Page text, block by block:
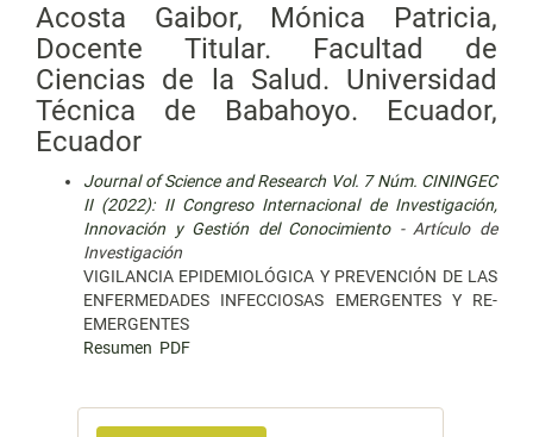
Acosta Gaibor, Mónica Patricia,
Docente Titular. Facultad de
Ciencias de la Salud. Universidad
Técnica de Babahoyo. Ecuador,
Ecuador
Journal of Science and Research Vol. 7 Núm. CININGEC
II (2022): II Congreso Internacional de Investigación,
Innovación y Gestión del Conocimiento- Artículo de
Investigación
VIGILANCIA EPIDEMIOLÓGICA Y PREVENCIÓN DE LAS
ENFERMEDADES INFECCIOSAS EMERGENTES Y RE-
EMERGENTES
Resumen PDF